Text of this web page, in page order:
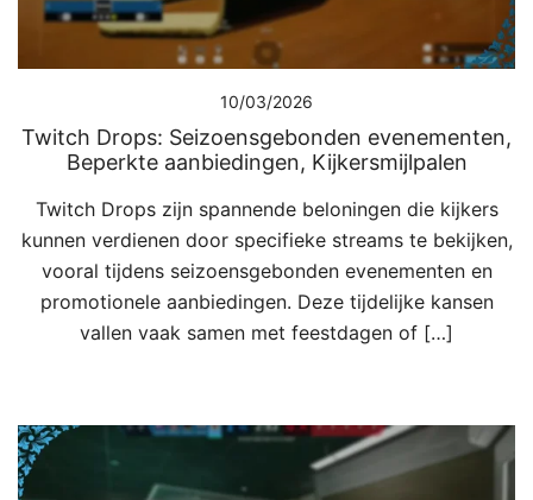
10/03/2026
Twitch Drops: Seizoensgebonden evenementen,
Beperkte aanbiedingen, Kijkersmijlpalen
Twitch Drops zijn spannende beloningen die kijkers
kunnen verdienen door specifieke streams te bekijken,
vooral tijdens seizoensgebonden evenementen en
promotionele aanbiedingen. Deze tijdelijke kansen
vallen vaak samen met feestdagen of […]